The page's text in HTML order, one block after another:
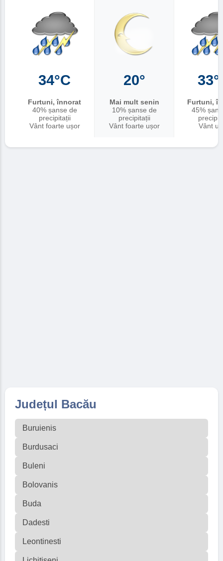
34°C
Furtuni, înnorat
40% șanse de
precipitații
Vânt foarte ușor
20°
Mai mult senin
10% șanse de
precipitații
Vânt foarte ușor
Furtuni,
45%
Vânt
Județul Bacău
Buruienis
Burdusaci
Buleni
Bolovanis
Buda
Dadesti
Leontinesti